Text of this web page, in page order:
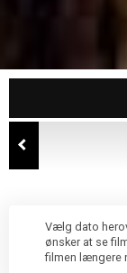
Vælg dato
ønsker at se
filmen længere